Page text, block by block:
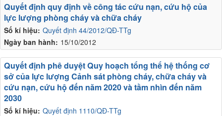
Số kí hiệu: Quyết định 44/2012/QĐ-TTg
Ngày ban hành: 15/10/2012
Quyết định quy định về công tác cứu nạn, cứu hộ của
lực lượng phòng cháy và chữa cháy
Số kí hiệu: Quyết định 1110/QĐ-TTg
Quyết định phê duyệt Quy hoạch tổng thể hệ thống cơ
sở của lực lượng Cảnh sát phòng cháy, chữa cháy và
cứu nạn, cứu hộ đến năm 2020 và tầm nhìn đến năm
2030